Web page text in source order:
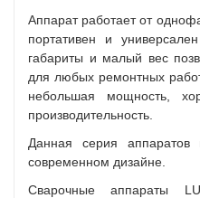
Аппарат работает от
портативен и
габариты и малый вес
для любых ремонтных
небольшая мощность,
производительность.
Данная серия аппаратов
современном дизайне.
Сварочные аппараты